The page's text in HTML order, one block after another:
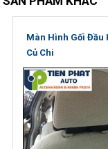
Màn Hình Gối Đầu
Củ Chi